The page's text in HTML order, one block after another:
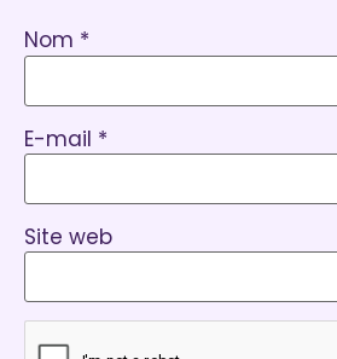
Nom *
E-mail *
Site web